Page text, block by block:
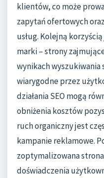
klientów, co może
zapytań ofertowych
usług. Kolejną
marki – strony
wynikach wyszukiwania
wiarygodne przez
działania SEO mogą
obniżenia kosztów
ruch organiczny jest
kampanie reklamowe.
zoptymalizowana
doświadczenia